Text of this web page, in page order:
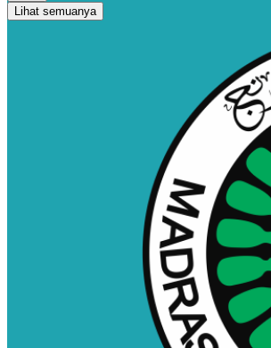
Lihat semuanya